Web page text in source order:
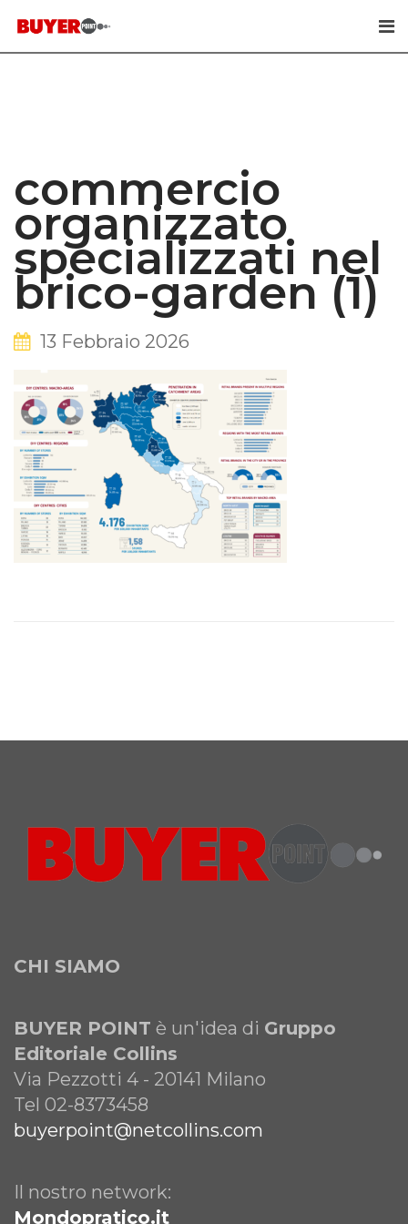
to
commercio
organizzato
specializzati nel
brico-garden (1)
13 Febbraio 2026
CHI SIAMO
BUYER POINT è un'idea di Gruppo
Editoriale Collins
Via Pezzotti 4 - 20141 Milano
Tel 02-8373458
buyerpoint@netcollins.com
Il nostro network:
Mondopratico.it